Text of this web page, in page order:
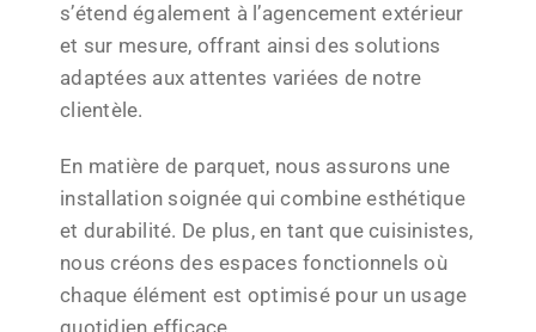
s’étend également à l’agencement extérieur
et sur mesure, offrant ainsi des solutions
adaptées aux attentes variées de notre
clientèle.
En matière de parquet, nous assurons une
installation soignée qui combine esthétique
et durabilité. De plus, en tant que cuisinistes,
nous créons des espaces fonctionnels où
chaque élément est optimisé pour un usage